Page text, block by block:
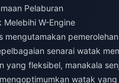
Pelaburan
Melebihi W-Engine
mengutamakan
senarai watak
yang fleksibel, manakala
watak